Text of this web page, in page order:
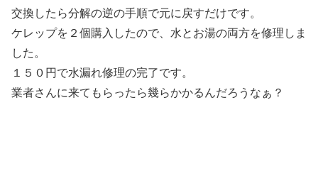
交換したら分解の逆の手順で元に戻すだけです。
ケレップを２個購入したので、水とお湯の両方を修理しま
した。
１５０円で水漏れ修理の完了です。
業者さんに来てもらったら幾らかかるんだろうなぁ？